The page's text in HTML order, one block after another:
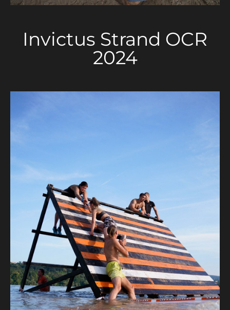
Invictus Strand OCR
2024